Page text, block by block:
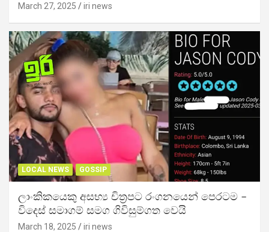
March 27, 2025 iri news
LOCAL NEWS GOSSIP
ලාංකිකයෙකු අසභ්‍ය චිත්‍රපට රංගනයෙන් පෙරටම –
විදෙස් සමාගම් සමග ගිවිසුම්ගත වෙයි
March 18, 2025 iri news